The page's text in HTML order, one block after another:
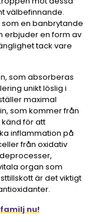
välbefinnande.
en banbrytande
erbjuder en form av
tack vare
som absorberas
unikt löslig i
maximal
som kommer från
för att
inflammation på
från oxidativ
organ som
är det viktigt
nu!